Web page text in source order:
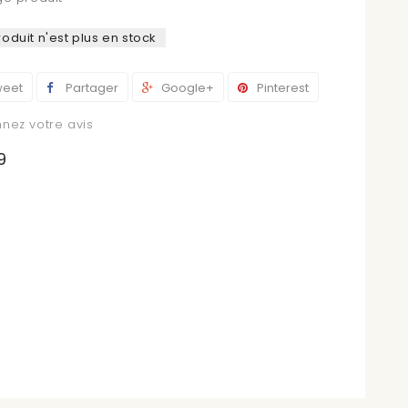
n'est plus en stock
Partager Google+ Pinterest
votre avis